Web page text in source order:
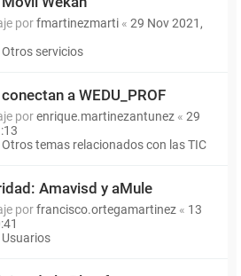
porfmartinezmarti « 29 Nov 2021,
Otros servicios
a WEDU_PROF
porenrique.martinezantunez « 29
Otros temas relacionados con las TIC
Amavisd y aMule
porfrancisco.ortegamartinez « 13
Usuarios